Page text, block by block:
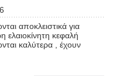
αποκλειστικά για
ελαιοκίνητη κεφαλή
καλύτερα , έχουν